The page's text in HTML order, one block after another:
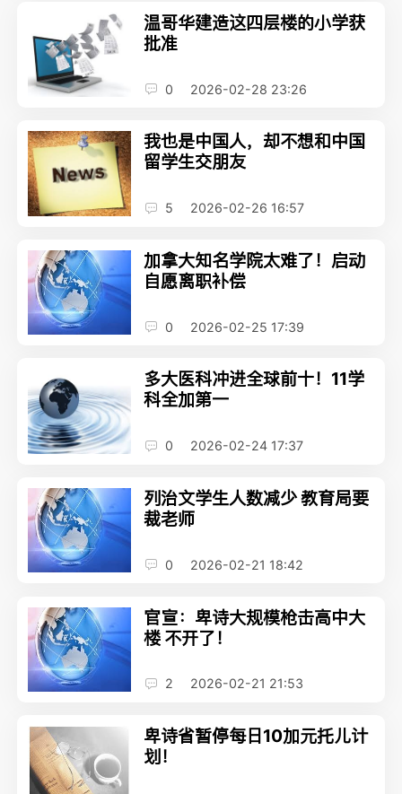
温哥华建造这四层楼的小学获
批准
0 2026-02-28 23:26
我也是中国人，却不想和中国
留学生交朋友
5 2026-02-26 16:57
加拿大知名学院太难了！启动
自愿离职补偿
0 2026-02-25 17:39
多大医科冲进全球前十！11学
科全加第一
0 2026-02-24 17:37
列治文学生人数减少 教育局要
裁老师
0 2026-02-21 18:42
官宣：卑诗大规模枪击高中大
楼 不开了！
2 2026-02-21 21:53
卑诗省暂停每日10加元托儿计
划！